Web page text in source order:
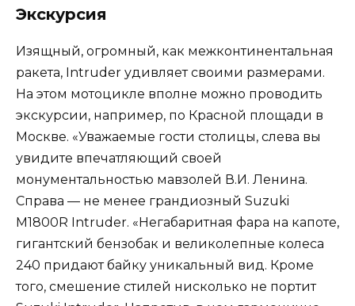
Экскурсия
Изящный, огромный, как межконтинентальная
ракета, Intruder удивляет своими размерами.
На этом мотоцикле вполне можно проводить
экскурсии, например, по Красной площади в
Москве. «Уважаемые гости столицы, слева вы
увидите впечатляющий своей
монументальностью мавзолей В.И. Ленина.
Справа — не менее грандиозный Suzuki
M1800R Intruder. «Негабаритная фара на капоте,
гигантский бензобак и великолепные колеса
240 придают байку уникальный вид. Кроме
того, смешение стилей нисколько не портит